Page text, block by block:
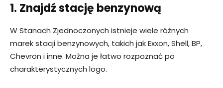
1. Znajdź stację benzynową
W Stanach Zjednoczonych istnieje wiele różnych
marek stacji benzynowych, takich jak Exxon, Shell, BP,
Chevron i inne. Można je łatwo rozpoznać po
charakterystycznych logo.